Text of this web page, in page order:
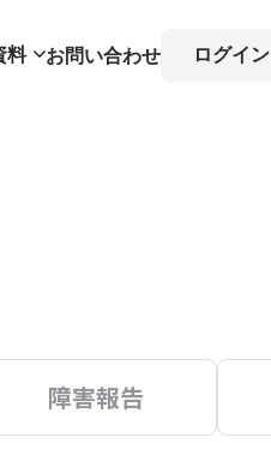
料 お問い合わせ ログイン
障害報告